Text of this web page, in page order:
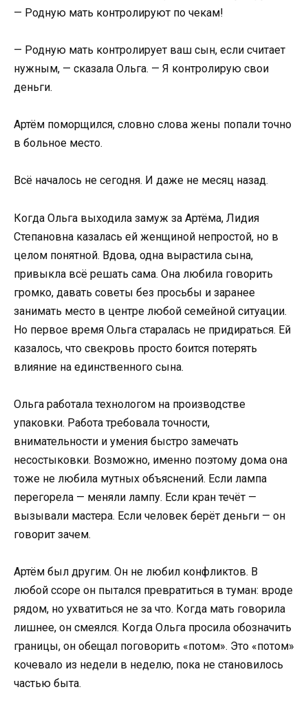
— Родную мать контролируют по чекам!
— Родную мать контролирует ваш сын, если считает
нужным, — сказала Ольга. — Я контролирую свои
деньги.
Артём поморщился, словно слова жены попали точно
в больное место.
Всё началось не сегодня. И даже не месяц назад.
Когда Ольга выходила замуж за Артёма, Лидия
Степановна казалась ей женщиной непростой, но в
целом понятной. Вдова, одна вырастила сына,
привыкла всё решать сама. Она любила говорить
громко, давать советы без просьбы и заранее
занимать место в центре любой семейной ситуации.
Но первое время Ольга старалась не придираться. Ей
казалось, что свекровь просто боится потерять
влияние на единственного сына.
Ольга работала технологом на производстве
упаковки. Работа требовала точности,
внимательности и умения быстро замечать
несостыковки. Возможно, именно поэтому дома она
тоже не любила мутных объяснений. Если лампа
перегорела — меняли лампу. Если кран течёт —
вызывали мастера. Если человек берёт деньги — он
говорит зачем.
Артём был другим. Он не любил конфликтов. В
любой ссоре он пытался превратиться в туман: вроде
рядом, но ухватиться не за что. Когда мать говорила
лишнее, он смеялся. Когда Ольга просила обозначить
границы, он обещал поговорить «потом». Это «потом»
кочевало из недели в неделю, пока не становилось
частью быта.